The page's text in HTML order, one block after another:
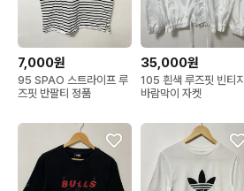
7,000원
95 SPAO 스트라이프 루
즈핏 반팔티 정품
35,000원
105 흰색 루즈핏 빈티지
바람막이 자켓